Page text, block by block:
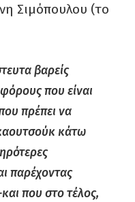
Σιμόπουλου (το
βαρείς
που είναι
πρέπει να
κάτω
παρέχοντας
που στο τέλος,